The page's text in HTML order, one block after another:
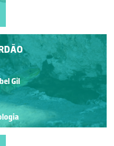
Gil